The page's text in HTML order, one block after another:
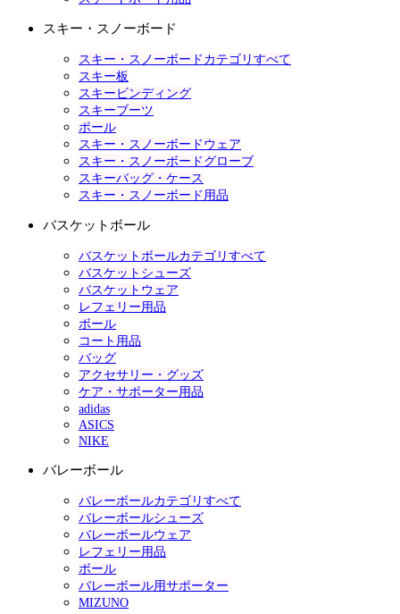
スキー・スノーボード
スキー・スノーボードカテゴリすべて
スキー板
スキービンディング
スキーブーツ
ポール
スキー・スノーボードウェア
スキー・スノーボードグローブ
スキーバッグ・ケース
スキー・スノーボード用品
バスケットボール
バスケットボールカテゴリすべて
バスケットシューズ
バスケットウェア
レフェリー用品
ボール
コート用品
バッグ
アクセサリー・グッズ
ケア・サポーター用品
adidas
ASICS
NIKE
バレーボール
バレーボールカテゴリすべて
バレーボールシューズ
バレーボールウェア
レフェリー用品
ボール
バレーボール用サポーター
MIZUNO